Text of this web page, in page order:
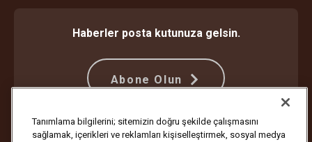
Haberler posta kutunuza gelsin.
Abone Olun
Dolandırıcılığa Karşı Koruma Hüküm ve Koşullar
Tanımlama bilgilerini; sitemizin doğru şekilde çalışmasını
sağlamak, içerikleri ve reklamları kişiselleştirmek, sosyal medya